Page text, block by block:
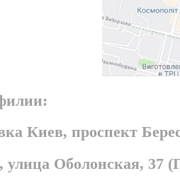
Киев, проспект
улица Оболонская, 37